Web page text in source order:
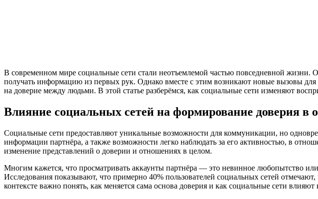
В современном мире социальные сети стали неотъемлемой частью повседневной жизни.
получать информацию из первых рук. Однако вместе с этим возникают новые вызовы
на доверие между людьми. В этой статье разберёмся, как социальные сети изменяют
Влияние социальных сетей на формирование доверия в
Социальные сети предоставляют уникальные возможности для коммуникации, но
информации партнёра, а также возможности легко наблюдать за его активностью, в
изменение представлений о доверии и отношениях в целом.
Многим кажется, что просматривать аккаунты партнёра — это невинное любопытство
Исследования показывают, что примерно 40% пользователей социальных сетей
контексте важно понять, как меняется сама основа доверия и как социальные сети